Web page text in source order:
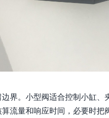
界。小型阀适合控制小缸
流量和响应时间，必要时